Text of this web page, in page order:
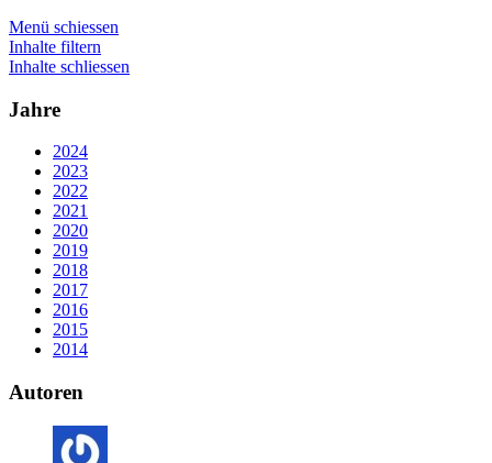
Menü schiessen
Inhalte filtern
Inhalte schliessen
Jahre
2024
2023
2022
2021
2020
2019
2018
2017
2016
2015
2014
Autoren